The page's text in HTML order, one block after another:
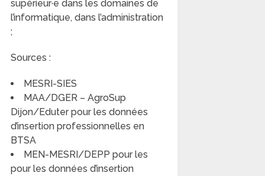
supérieur·e dans les domaines de
l’informatique, dans l’administration
;
Sources :
MESRI-SIES
MAA/DGER – AgroSup
Dijon/Eduter pour les données
d’insertion professionnelles en
BTSA
MEN-MESRI/DEPP pour les
pour les données d’insertion